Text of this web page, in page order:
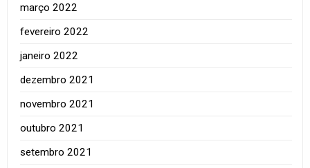
março 2022
fevereiro 2022
janeiro 2022
dezembro 2021
novembro 2021
outubro 2021
setembro 2021